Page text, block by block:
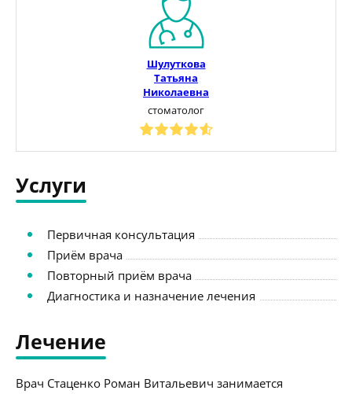
Шулуткова
Татьяна
Николаевна
стоматолог
Услуги
Первичная консультация
Приём врача
Повторный приём врача
Диагностика и назначение лечения
Лечение
Врач Стаценко Роман Витальевич занимается